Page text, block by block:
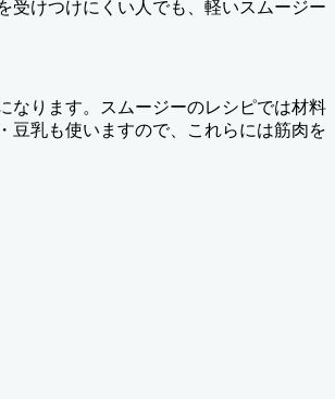
受けつけにくい人でも、軽いスムージー
なります。スムージーのレシピでは材料
豆乳も使いますので、これらには筋肉を